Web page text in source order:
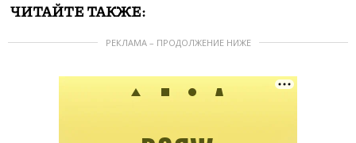
ЧИТАЙТЕ ТАКЖЕ:
РЕКЛАМА – ПРОДОЛЖЕНИЕ НИЖЕ